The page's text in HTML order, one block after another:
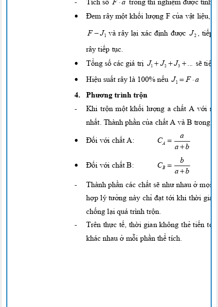
•Đemrâymột khối lượngFcủa vật liệu,
FJ1 và râylại xácđịnh được J2 tiếp
râytiếp tục.
•Tổng sốcác giá trịJ1 J2 J3 ... sẽ
•Hiệu suấtrây là 100%nếuJ1Fa
4.Phươngtrình trộn
-
Khitrộn một khối lượng achất Avới
nhất. Thànhphần của chất A và B trong
a
•Đối với chấtA:
•Đối với chấtB:
CA
CB
ab
b
ab
- Thànhphầncác chất sẽ nhưnhauở mọi
hợplýtưởngnàychỉ đạt tớikhithời
chống lạiquá trìnhtrộn.
- Trênthực tế, thời gian khôngthẻ tiến tới
khác nhauở mỗi phần thểtích.